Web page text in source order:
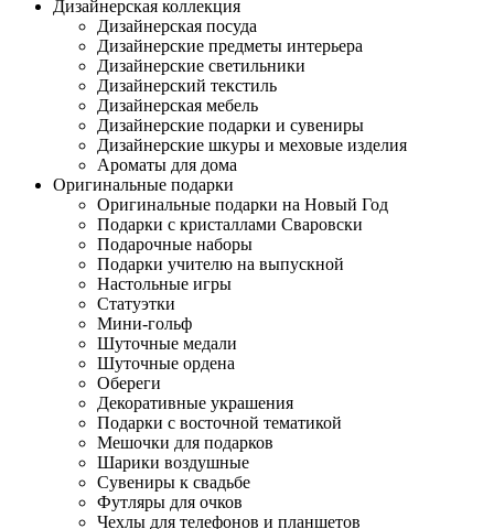
Дизайнерская коллекция
Дизайнерская посуда
Дизайнерские предметы интерьера
Дизайнерские светильники
Дизайнерский текстиль
Дизайнерская мебель
Дизайнерские подарки и сувениры
Дизайнерские шкуры и меховые изделия
Ароматы для дома
Оригинальные подарки
Оригинальные подарки на Новый Год
Подарки с кристаллами Сваровски
Подарочные наборы
Подарки учителю на выпускной
Настольные игры
Статуэтки
Мини-гольф
Шуточные медали
Шуточные ордена
Обереги
Декоративные украшения
Подарки с восточной тематикой
Мешочки для подарков
Шарики воздушные
Сувениры к свадьбе
Футляры для очков
Чехлы для телефонов и планшетов